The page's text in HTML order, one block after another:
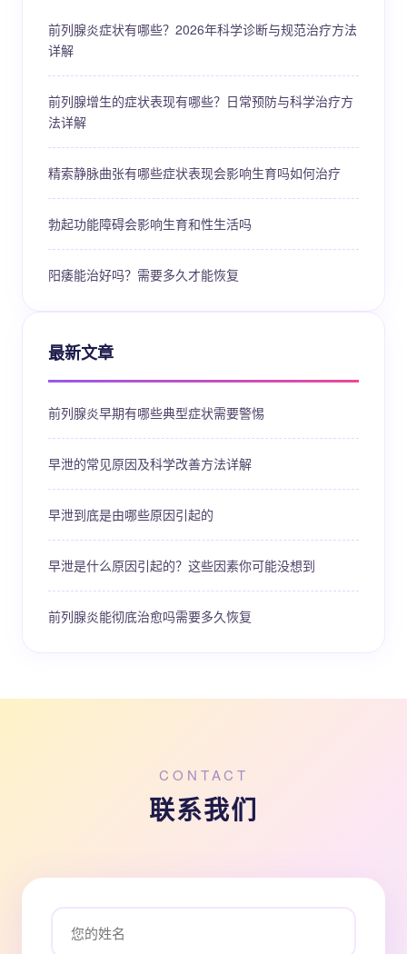
前列腺炎症状有哪些？2026年科学诊断与规范治疗方法
详解
前列腺增生的症状表现有哪些？日常预防与科学治疗方
法详解
精索静脉曲张有哪些症状表现会影响生育吗如何治疗
勃起功能障碍会影响生育和性生活吗
阳痿能治好吗？需要多久才能恢复
最新文章
前列腺炎早期有哪些典型症状需要警惕
早泄的常见原因及科学改善方法详解
早泄到底是由哪些原因引起的
早泄是什么原因引起的？这些因素你可能没想到
前列腺炎能彻底治愈吗需要多久恢复
CONTACT
联系我们